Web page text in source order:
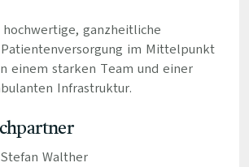
ganzheitliche
im Mittelpunkt
einem starken Team und einer
Infrastruktur.
Walther